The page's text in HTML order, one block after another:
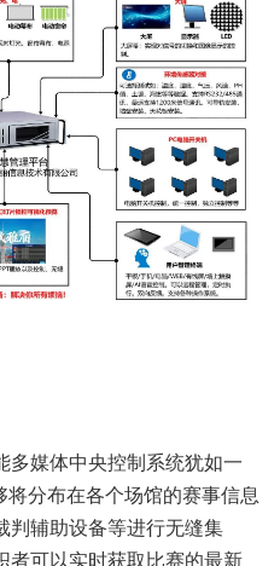
多媒体中央控制系统犹如一
将分布在各个场馆的赛事信息
判辅助设备等进行无缝集
者可以实时获取比赛的最新